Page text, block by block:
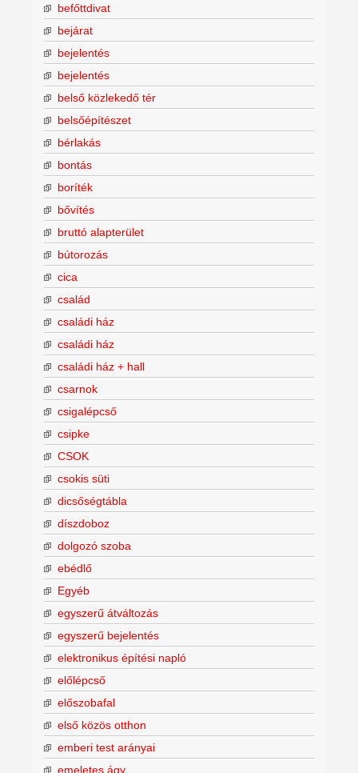
befőttdivat
bejárat
bejelentés
bejelentés
belső közlekedő tér
belsőépítészet
bérlakás
bontás
boríték
bővítés
bruttó alapterület
bútorozás
cica
család
családi ház
családi ház
családi ház + hall
csarnok
csigalépcső
csipke
CSOK
csokis süti
dicsőségtábla
díszdoboz
dolgozó szoba
ebédlő
Egyéb
egyszerű átváltozás
egyszerű bejelentés
elektronikus építési napló
előlépcső
előszobafal
első közös otthon
emberi test arányai
emeletes ágy